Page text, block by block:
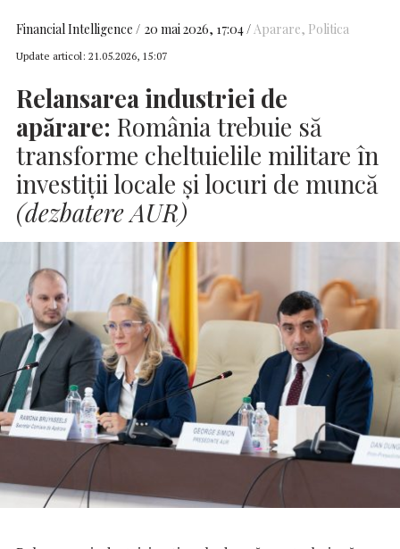
Financial Intelligence 20 mai 2026, 17:04 Aparare, Politica
Update articol: 21.05.2026, 15:07
Relansarea industriei de
apărare: România trebuie să
transforme cheltuielile militare în
investiții locale și locuri de muncă
(dezbatere AUR)